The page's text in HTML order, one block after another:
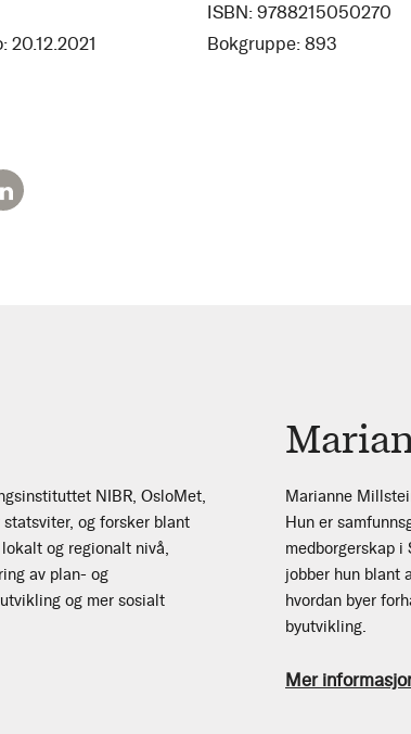
ISBN: 9788215050270
20.12.2021 Bokgruppe: 893
NIBR, OsloMet,
og forsker blant
og regionalt nivå,
av plan- og
og mer sosialt
Marianne
Hun er
medborgerskap
jobber hun blant
hvordan byer
byutvikling.
Mer